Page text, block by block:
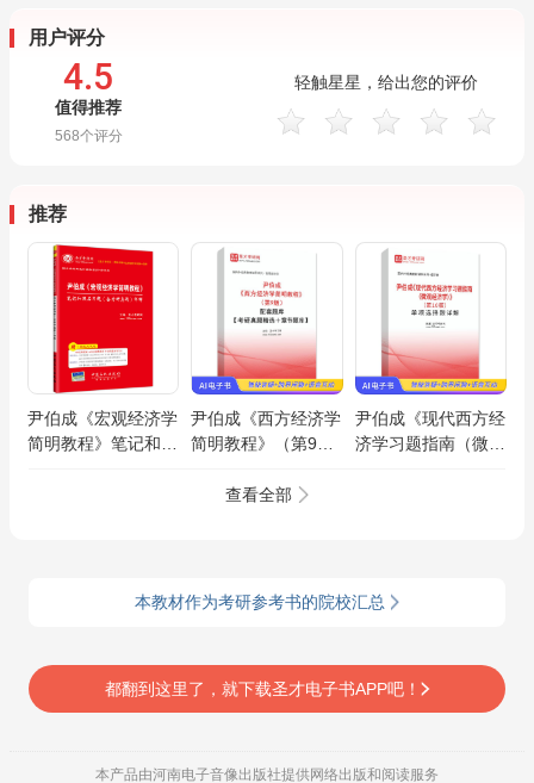
用户评分
4.5
值得推荐
568个评分
轻触星星，给出您的评价
推荐
尹伯成《宏观经济学
简明教程》笔记和课
尹伯成《西方经济学
简明教程》（第9
真题精选＋章节题
尹伯成《现代西方经
济学习题指南（微观
查看全部
本教材作为考研参考书的院校汇总
都翻到这里了，就下载圣才电子书APP吧！
本产品由河南电子音像出版社提供网络出版和阅读服务